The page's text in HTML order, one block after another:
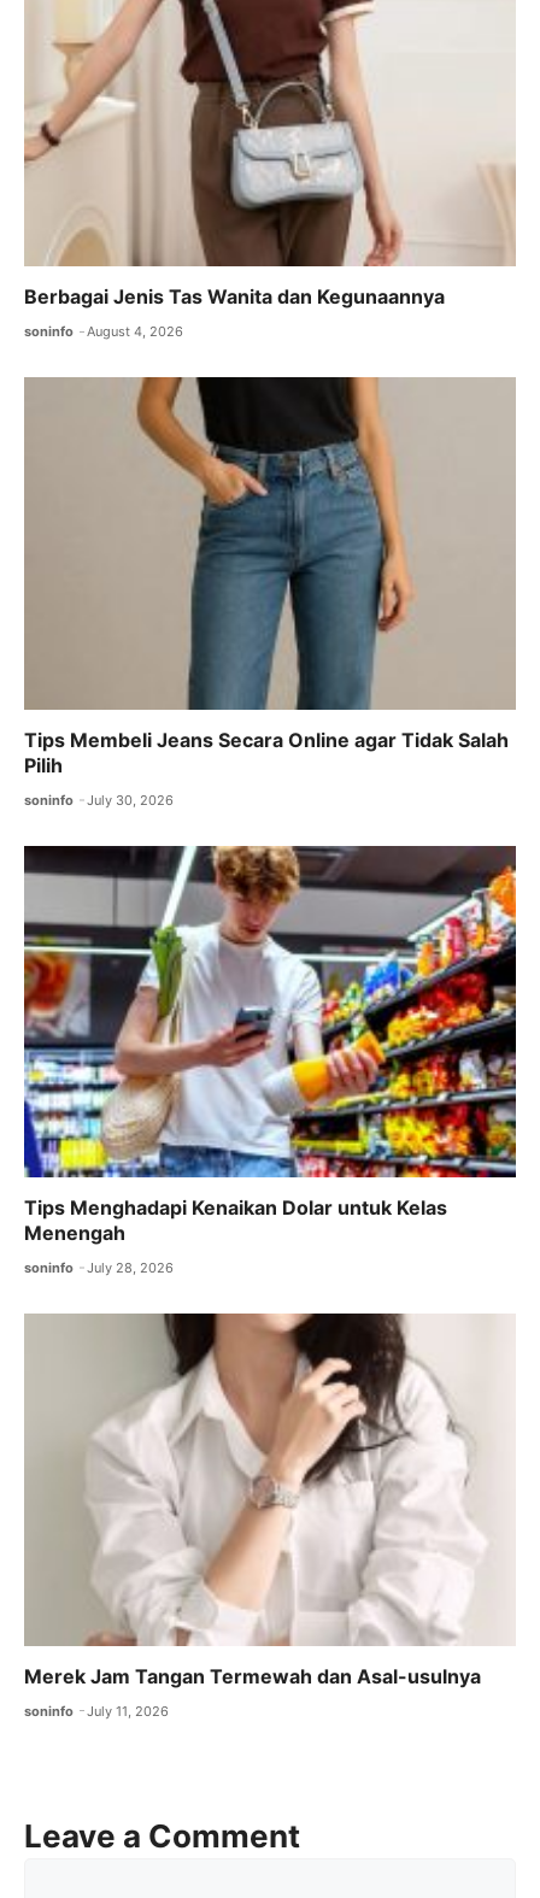
k
Berbagai Jenis Tas Wanita dan Kegunaannya
soninfo August 4, 2026
Tips Membeli Jeans Secara Online agar Tidak Salah
Pilih
soninfo July 30, 2026
Tips Menghadapi Kenaikan Dolar untuk Kelas
Menengah
soninfo July 28, 2026
Merek Jam Tangan Termewah dan Asal-usulnya
soninfo July 11, 2026
Leave a Comment